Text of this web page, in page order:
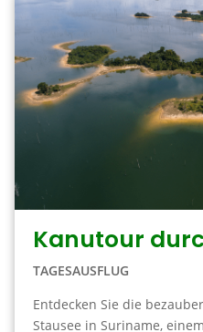
Kanutour
TAGESAUSFLUG
Entdecken Sie die
Stausee in Suriname,